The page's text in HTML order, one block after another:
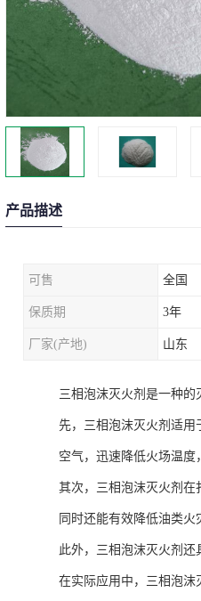
产品描述
可售 全国
保质期 3年
厂家(产地) 山东
三相泡沫灭火剂是一种的
先，三相泡沫灭火剂适用
空气，迅速降低火场温度
其次，三相泡沫灭火剂在
同时还能有效降低油类火
此外，三相泡沫灭火剂还
在实际应用中，三相泡沫